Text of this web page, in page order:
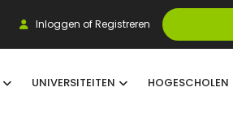
Inloggen of Registreren
UNIVERSITEITEN HOGESCHOLEN